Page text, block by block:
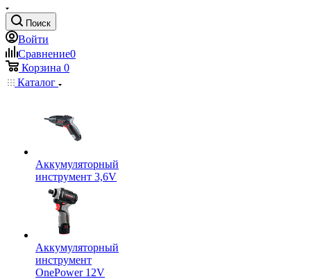
Поиск
Войти
Сравнение0
Корзина 0
Каталог
Аккумуляторный
инструмент 3,6V
Аккумуляторный
инструмент
OnePower 12V